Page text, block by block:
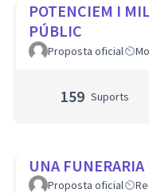
POTENCIEM I
PÚBLIC
Proposta oficial
159 Suports
UNA
Proposta oficial